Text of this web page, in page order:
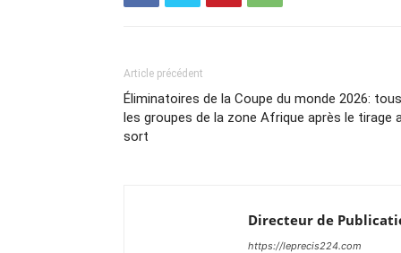
Article précédent
Éliminatoires de la Coupe du monde 2026: tous
les groupes de la zone Afrique après le tirage
sort
Directeur de
https://leprecis224.com